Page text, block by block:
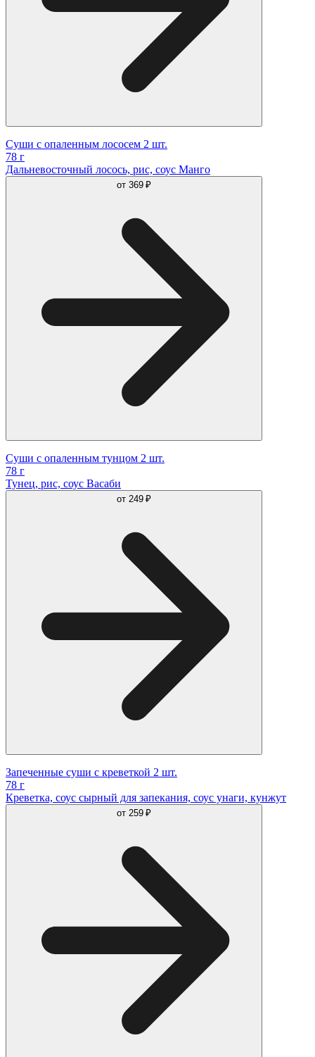
Суши с опаленным лососем 2 шт.
78 г
Дальневосточный лосось, рис, соус Манго
от 369 ₽
Суши с опаленным тунцом 2 шт.
78 г
Тунец, рис, соус Васаби
от 249 ₽
Запеченные суши с креветкой 2 шт.
78 г
Креветка, соус сырный для запекания, соус унаги, кунжут
от 259 ₽